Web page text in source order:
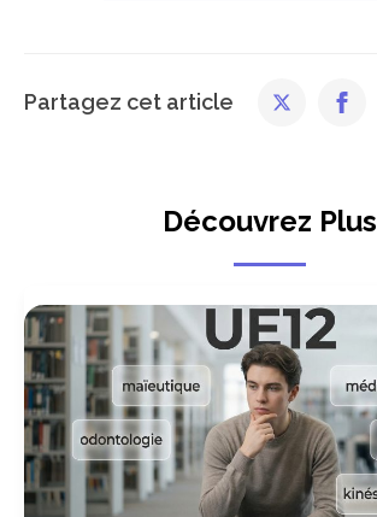
Partagez cet article
Découvrez Plus